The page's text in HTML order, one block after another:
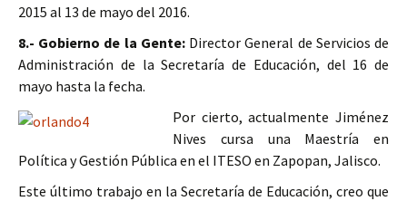
2015 al 13 de mayo del 2016.
8.- Gobierno de la Gente:Director General de Servicios de
Administración de la Secretaría de Educación, del 16 de
mayo hasta la fecha.
Por cierto, actualmente Jiménez
Nives cursa una Maestría en
Política y Gestión Pública en el ITESO en Zapopan, Jalisco.
Este último trabajo en la Secretaría de Educación, creo que